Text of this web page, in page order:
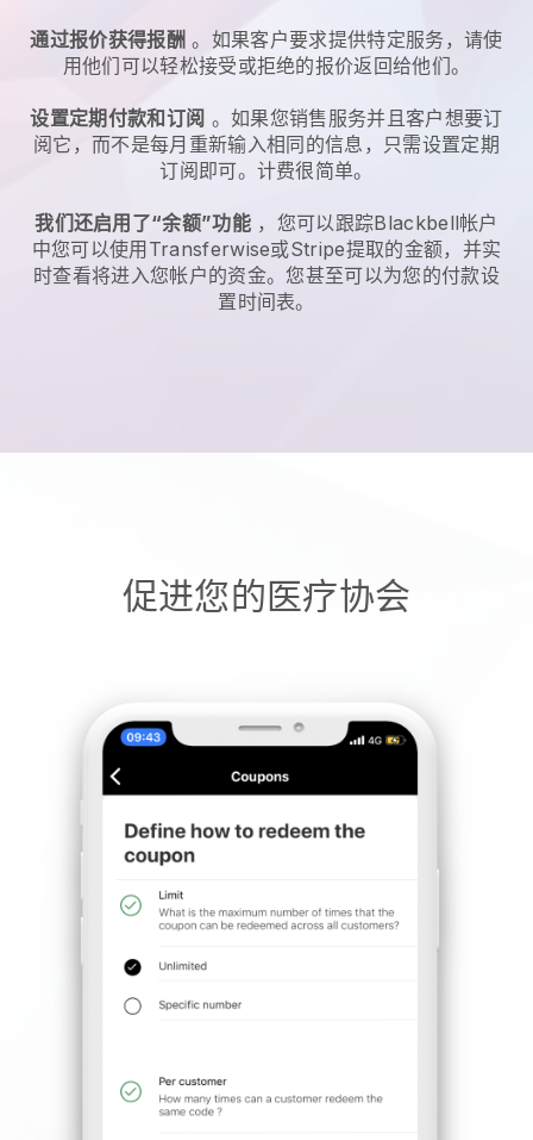
通过报价获得报酬 。如果客户要求提供特定服务，请使
用他们可以轻松接受或拒绝的报价返回给他们。
设置定期付款和订阅 。如果您销售服务并且客户想要订
阅它，而不是每月重新输入相同的信息，只需设置定期
订阅即可。计费很简单。
我们还启用了“余额”功能 ，您可以跟踪Blackbell帐户
中您可以使用Transferwise或Stripe提取的金额，并实
时查看将进入您帐户的资金。您甚至可以为您的付款设
置时间表。
促进您的医疗协会